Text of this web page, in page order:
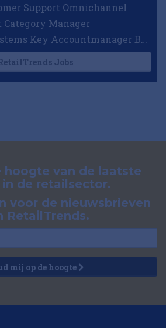
Support Omnichannel
Manager
Jobs
hoogte van de laatste
de retailsector.
voor de nieuwsbrieven
RetailTrends.
mij op de hoogte